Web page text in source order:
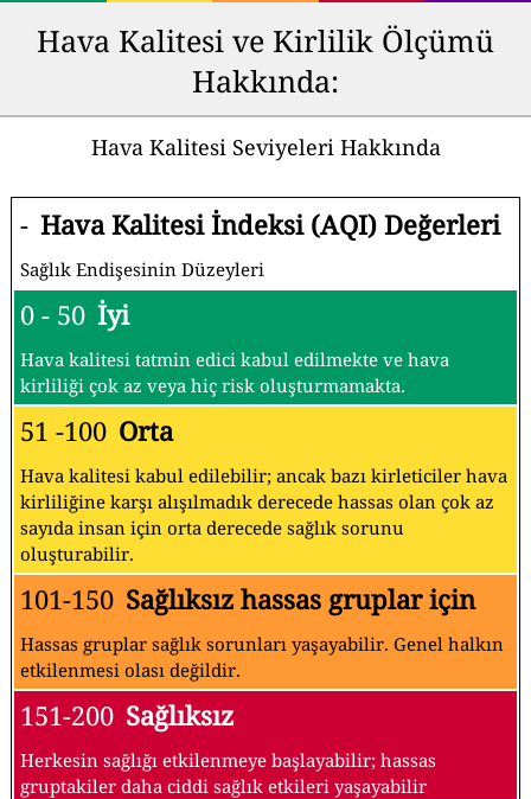
Hava Kalitesi ve Kirlilik Ölçümü
Hakkında:
Hava Kalitesi Seviyeleri Hakkında
- Hava Kalitesi İndeksi (AQI) Değerleri
Sağlık Endişesinin Düzeyleri
0 - 50 İyi
Hava kalitesi tatmin edici kabul edilmekte ve hava
kirliliği çok az veya hiç risk oluşturmamakta.
51 -100 Orta
Hava kalitesi kabul edilebilir; ancak bazı kirleticiler hava
kirliliğine karşı alışılmadık derecede hassas olan çok az
sayıda insan için orta derecede sağlık sorunu
oluşturabilir.
101-150 Sağlıksız hassas gruplar için
Hassas gruplar sağlık sorunları yaşayabilir. Genel halkın
etkilenmesi olası değildir.
151-200 Sağlıksız
Herkesin sağlığı etkilenmeye başlayabilir; hassas
gruptakiler daha ciddi sağlık etkileri yaşayabilir